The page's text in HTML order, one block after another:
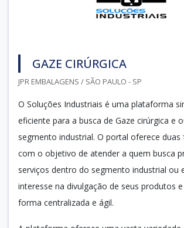
GAZE CIRÚRGICA
JPR EMBALAGENS / SÃO PAULO - SP
O Soluções Industriais é uma plataforma
eficiente para a busca de Gaze cirúrgica e
segmento industrial. O portal oferece duas
com o objetivo de atender a quem busca
serviços dentro do segmento industrial ou
interesse na divulgação de seus produtos
forma centralizada e ágil.